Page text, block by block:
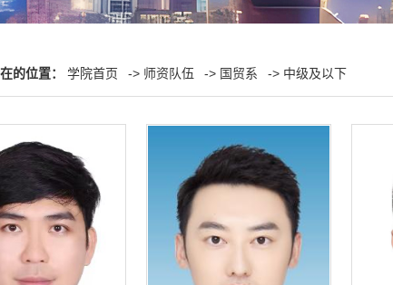
的位置： 学院首页 -> 师资队伍 -> 国贸系 -> 中级及以下